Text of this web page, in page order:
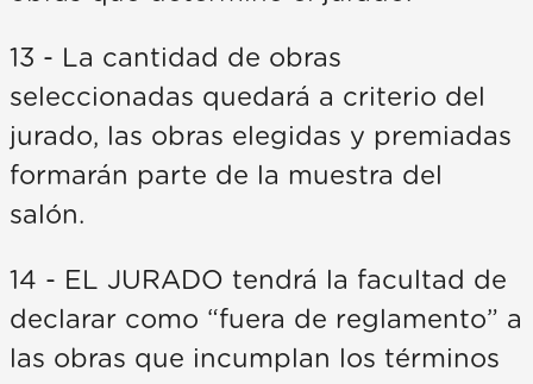
13 - La cantidad de obras
seleccionadas quedará a criterio del
jurado, las obras elegidas y premiadas
formarán parte de la muestra del
salón.
14 - EL JURADO tendrá la facultad de
declarar como “fuera de reglamento” a
las obras que incumplan los términos